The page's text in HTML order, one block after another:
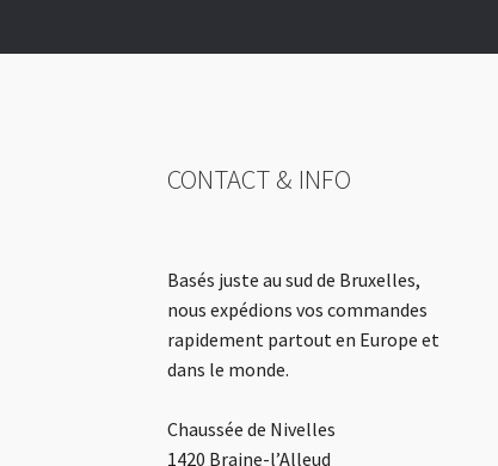
CONTACT & INFO
Basés juste au sud de Bruxelles,
nous expédions vos commandes
rapidement partout en Europe et
dans le monde.
Chaussée de Nivelles
1420 Braine-l’Alleud